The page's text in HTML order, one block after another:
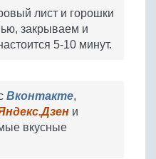
лист и горошки
закрываем и
5-10 минут.
Вконтакте,
и
вкусные